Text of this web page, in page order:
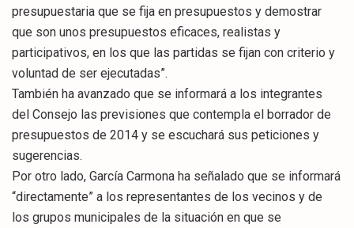
presupuestaria que se fija en presupuestos y demostrar
que son unos presupuestos eficaces, realistas y
participativos, en los que las partidas se fijan con criterio y
voluntad de ser ejecutadas”.
También ha avanzado que se informará a los integrantes
del Consejo las previsiones que contempla el borrador de
presupuestos de 2014 y se escuchará sus peticiones y
sugerencias.
Por otro lado, García Carmona ha señalado que se informará
“directamente” a los representantes de los vecinos y de
los grupos municipales de la situación en que se